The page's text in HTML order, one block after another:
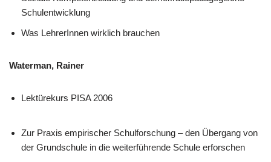
Schulentwicklung
Was LehrerInnen wirklich brauchen
Waterman, Rainer
Lektürekurs PISA 2006
Zur Praxis empirischer Schulforschung – den Übergang von
der Grundschule in die weiterführende Schule erforschen